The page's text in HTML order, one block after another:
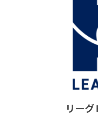
リーグ